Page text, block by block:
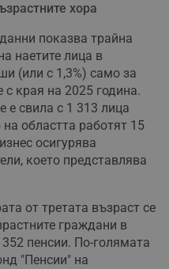
хора
показва трайна
наетите лица в
(или с 1,3%) само за
с края на 2025 година.
е свила с 1 313 лица
областта работят 15
осигурява
което представлява
от третата възраст се
граждани в
пенсии. По-голямата
"Пенсии" на